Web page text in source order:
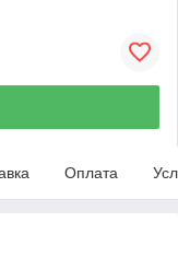
Оплата